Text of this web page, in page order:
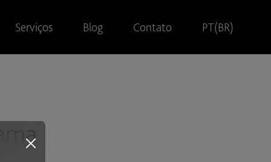
Serviços Blog Contato PT(BR)